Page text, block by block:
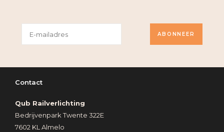
ABONNEER
Contact
Qub Railverlichting
Bedrijvenpark Twente 322E
7602 KL Almelo